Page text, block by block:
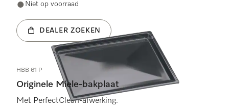
Niet op voorraad
DEALER ZOEKEN
HBB 61 P
Originele Miele-bakplaat
Met PerfectClean-afwerking.